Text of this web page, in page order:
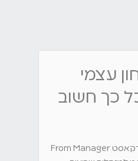
עצמי
כך חשוב
היי, אתם מאזינים לפודקאסט From Manager